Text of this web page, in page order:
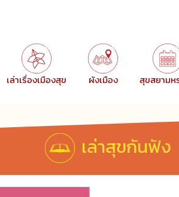
เล่าเรื่องเมืองสุข ผังเมือง สุขสยามห
เล่าสุขกันฟัง